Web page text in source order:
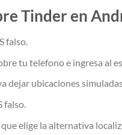
Tinder en
falso.
tu telefono e ingresa al
dejar ubicaciones
falso.
elige la alternativa